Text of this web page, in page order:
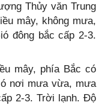
Thủy văn Trung
mây, không mưa,
đông bắc cấp 2-3.
mây, phía Bắc có
nơi mưa vừa, mưa
2-3. Trời lạnh. Độ